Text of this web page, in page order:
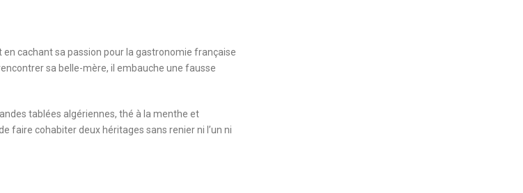
cachant sa passion pour la gastronomie française
sa belle-mère, il embauche une fausse
tablées algériennes, thé à la menthe et
faire cohabiter deux héritages sans renier ni l’un ni